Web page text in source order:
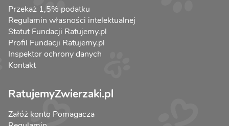
Przekaż 1,5% podatku
Regulamin własności intelektualnej
Statut Fundacji Ratujemy.pl
Profil Fundacji Ratujemy.pl
Inspektor ochrony danych
Kontakt
RatujemyZwierzaki.pl
Załóż konto Pomagacza